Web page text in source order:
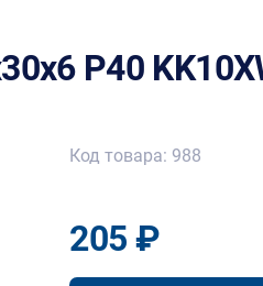
Р40
Код товара: 988
205 ₽